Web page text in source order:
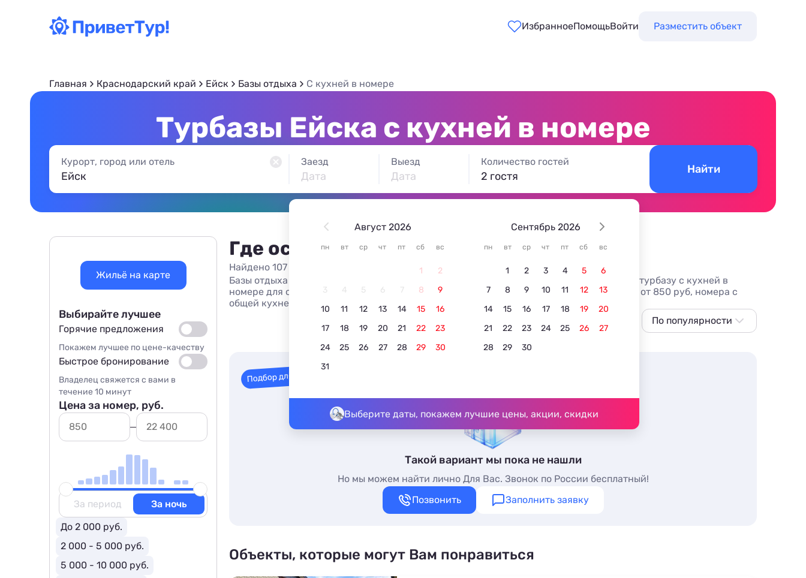
ИзбранноеПомощьВойти Разместить объект
Главная Краснодарский край Ейск Базы отдыха C кухней в номере
Турбазы Ейска с кухней в номере
Курорт, город или отель Заезд
Дата
Выезд
Дата
Август 2026
пн вт ср чт пт сб вс
1
2
3
4 5 6 7 8
9
10
11 12 13 14 15
16
17
18 19 20 21 22
23
24
25 26 27 28 29
30
31
Сентябрь 2026
пн вт ср чт пт сб вс
1 2 3 4 5
6
7
8 9 10 11 12
13
14
15 16 17 18 19
20
21
22 23 24 25 26
27
28
29 30
Выберите даты, покажем лучшие цены, акции, скидки
Количество гостей
2 гостя
Найти
Где остановиться в Ейске
Найдено 107 вариантов жилья из 107
Базы отдыха Ейска с кухней в номере: отзывы, цены 2026 и фото номеров. Бронируйте турбазу с кухней в
номере для отдыха у моря без посредников, телефоны на сайте - более 108 вариантов, от 850 руб, номера с
общей кухней, кухней в номере и завтрак включен.
По популярности
Подбор для вас
Такой вариант мы пока не нашли
Но мы можем найти лично Для Вас. Звонок по России бесплатный!
Позвонить
Заполнить заявку
Объекты, которые могут Вам понравиться
Жильё на карте
Выбирайте лучшее
Горячие предложения
Покажем лучшее по цене-качеству
Быстрое бронирование
Владелец свяжется с вами в
течение 10 минут
Цена за номер, руб.
За период
За ночь
До 2 000 руб.
2 000 - 5 000 руб.
5 000 - 10 000 руб.